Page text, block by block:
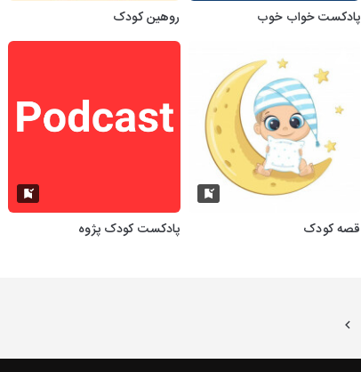
پادکست خواب خوب روهین کودک
قصه کودک پادکست کودک پژوه